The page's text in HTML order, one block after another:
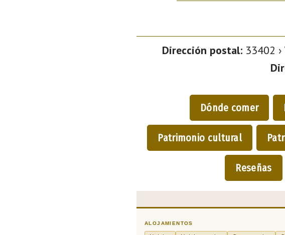
Dirección postal:33402 ›
Dónde comer
Patrimonio cultural
Reseñas